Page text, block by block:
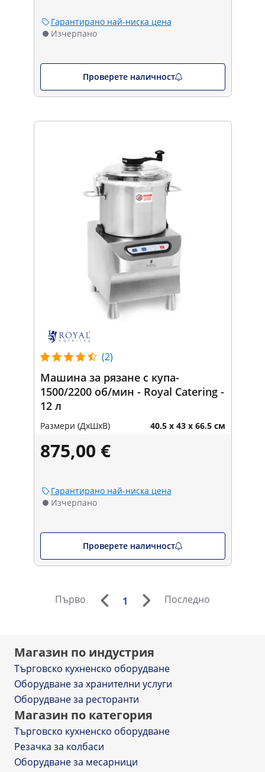
Гарантирано най-ниска цена
Изчерпано
Проверете наличност
(2)
Машина за рязане с купа-
1500/2200 об/мин - Royal Catering -
12 л
Размери (ДxШxВ) 40.5 x 43 x 66.5 см
875,00 €
Гарантирано най-ниска цена
Изчерпано
Проверете наличност
Първо 1 Последно
Магазин по индустрия
Търговско кухненско оборудване
Оборудване за хранителни услуги
Оборудване за ресторанти
Магазин по категория
Търговско кухненско оборудване
Резачка за колбаси
Оборудване за месарници